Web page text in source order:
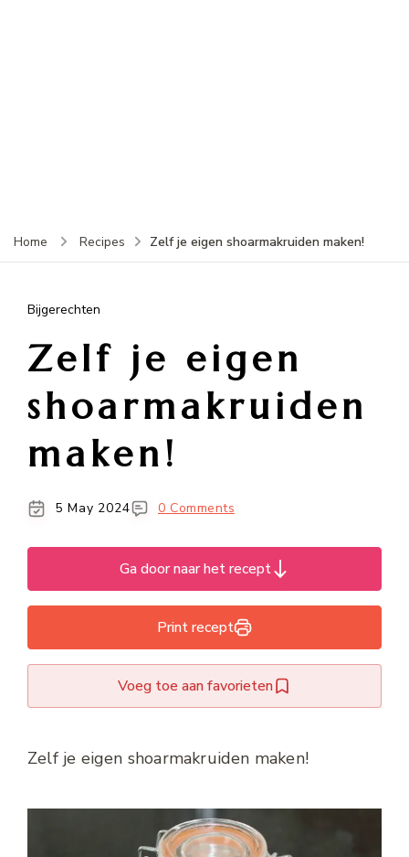
Home Recipes Zelf je eigen shoarmakruiden maken!
Bijgerechten
Zelf je eigen
shoarmakruiden
maken!
5 May 2024 0 Comments
Ga door naar het recept
Print recept
Voeg toe aan favorieten
Zelf je eigen shoarmakruiden maken!